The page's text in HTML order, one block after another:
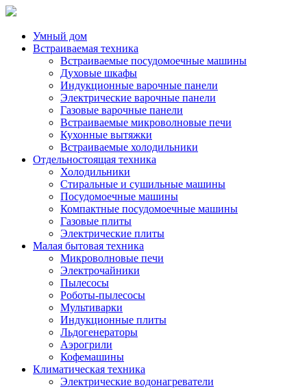
Умный дом
Встраиваемая техника
Встраиваемые посудомоечные машины
Духовые шкафы
Индукционные варочные панели
Электрические варочные панели
Газовые варочные панели
Встраиваемые микроволновые печи
Кухонные вытяжки
Встраиваемые холодильники
Отдельностоящая техника
Холодильники
Стиральные и сушильные машины
Посудомоечные машины
Компактные посудомоечные машины
Газовые плиты
Электрические плиты
Малая бытовая техника
Микроволновые печи
Электрочайники
Пылесосы
Роботы-пылесосы
Мультиварки
Индукционные плиты
Льдогенераторы
Аэрогрили
Кофемашины
Климатическая техника
Электрические водонагреватели